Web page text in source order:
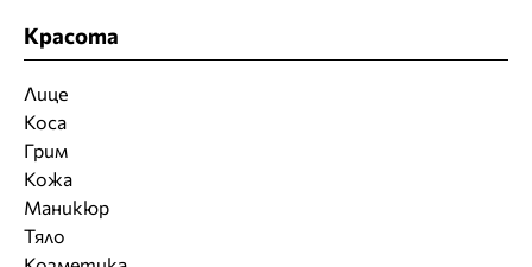
Красота
Лице
Коса
Грим
Кожа
Маникюр
Тяло